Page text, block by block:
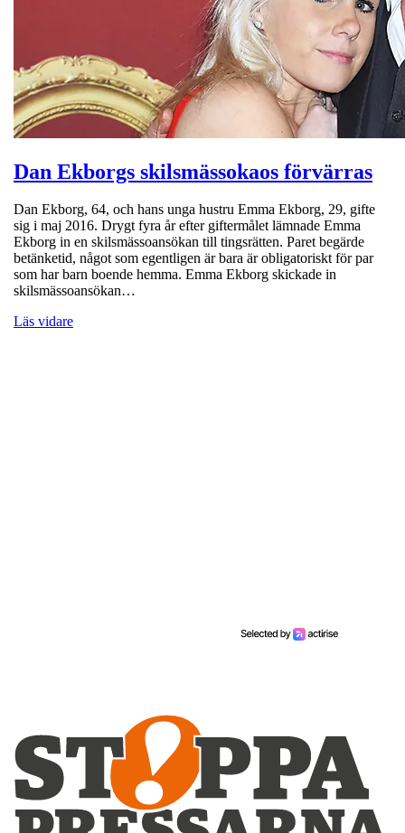
Dan Ekborgs skilsmässokaos förvärras
Dan Ekborg, 64, och hans unga hustru Emma Ekborg, 29, gifte
sig i maj 2016. Drygt fyra år efter giftermålet lämnade Emma
Ekborg in en skilsmässoansökan till tingsrätten. Paret begärde
betänketid, något som egentligen är bara är obligatoriskt för par
som har barn boende hemma. Emma Ekborg skickade in
skilsmässoansökan…
Läs vidare